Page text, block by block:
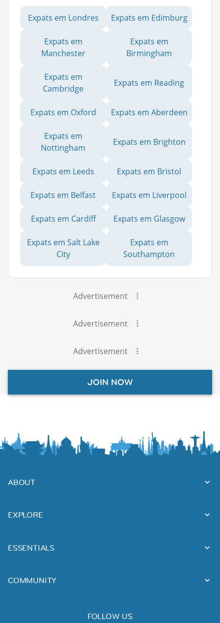
Expats em Londres Expats em Edimburg
Expats em
Manchester
Expats em
Birmingham
Expats em
Cambridge
Expats em Reading
Expats em Oxford Expats em Aberdeen
Expats em
Nottingham
Expats em Brighton
Expats em Leeds Expats em Bristol
Expats em Belfast Expats em Liverpool
Expats em Cardiff Expats em Glasgow
Expats em Salt Lake
City
Expats em
Southampton
Advertisement
Advertisement
Advertisement
JOIN NOW
ABOUT
EXPLORE
ESSENTIALS
COMMUNITY
FOLLOW US